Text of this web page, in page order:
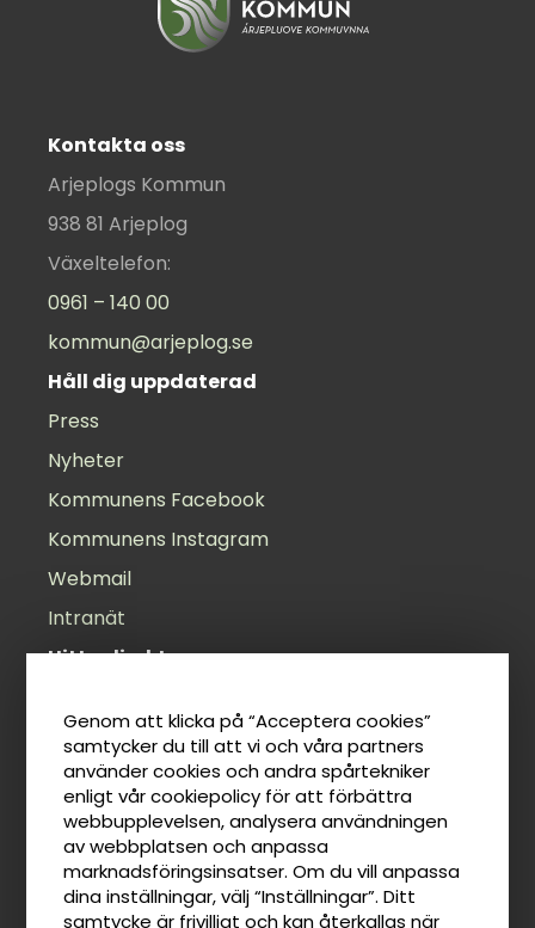
Genom att klicka på “Acceptera cookies”
samtycker du till att vi och våra partners
använder cookies och andra spårtekniker
enligt vår cookiepolicy för att förbättra
webbupplevelsen, analysera användningen
av webbplatsen och anpassa
marknadsföringsinsatser. Om du vill anpassa
dina inställningar, välj “Inställningar”. Ditt
samtycke är frivilligt och kan återkallas när
Kontakta oss
Arjeplogs Kommun
938 81 Arjeplog
Växeltelefon:
0961 – 140 00
kommun@arjeplog.se
Håll dig uppdaterad
Press
Nyheter
Kommunens Facebook
Kommunens Instagram
Webmail
Intranät
Hitta direkt
Felanmälan
Anslagstavla
Lediga jobb
Tillgänglighetsredogörelse
Taxor